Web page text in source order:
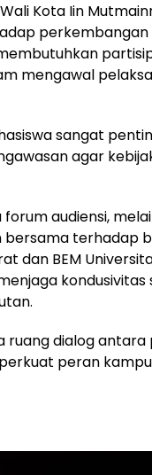
Kota Iin
perkembangan
mengawal
sangat
agar
audiensi,
terhadap
dan BEM
ruang dialog
peran